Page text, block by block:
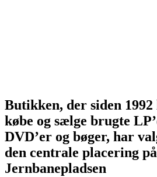
Butikken, der siden
købe og sælge brugte
DVD’er og bøger, har
den centrale placering på
Jernbanepladsen